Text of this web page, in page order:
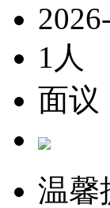
1人
面议
温馨